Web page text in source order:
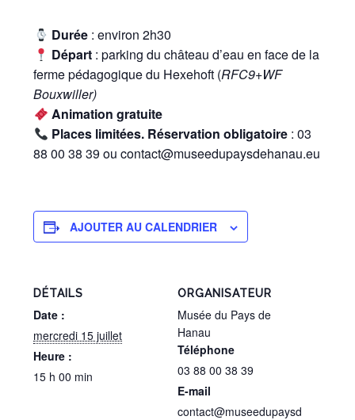
Durée: environ 2h30
Départ: parking du château d’eau en face de la
ferme pédagogique du Hexehoft (RFC9+WF
Bouxwiller)
Animation gratuite
Places limitées. Réservation obligatoire: 03
88 00 38 39 ou contact@museedupaysdehanau.eu
AJOUTER AU CALENDRIER
DÉTAILS
Date :
mercredi 15 juillet
Heure :
15 h 00 min
ORGANISATEUR
Musée du Pays de
Hanau
Téléphone
03 88 00 38 39
E-mail
contact@museedupaysd